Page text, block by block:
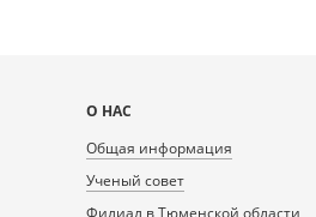
Карта
сайта
О НАС
Общая информация
Ученый совет
Филиал в Тюменской области